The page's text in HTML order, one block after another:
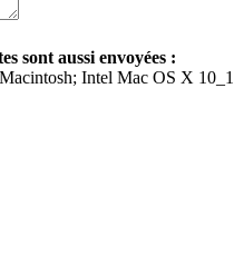
sont aussi envoyées :
Intel Mac OS X